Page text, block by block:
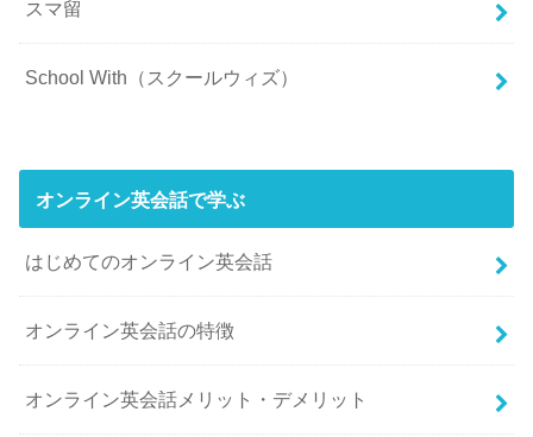
スマ留
School With（スクールウィズ）
オンライン英会話で学ぶ
はじめてのオンライン英会話
オンライン英会話の特徴
オンライン英会話メリット・デメリット